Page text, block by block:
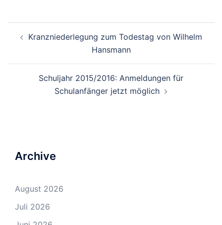
Navigation
Kranzniederlegung zum Todestag von Wilhelm
Hansmann
Schuljahr 2015/2016: Anmeldungen für
Schulanfänger jetzt möglich
Archive
August 2026
Juli 2026